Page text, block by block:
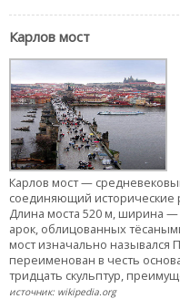
Карлов мост
Карлов мост —
соединяющий исторические
Длина моста 520 м, ширина
арок, облицованных
мост изначально назывался
переименован в честь
тридцать скульптур,
источник: wikipedia.org